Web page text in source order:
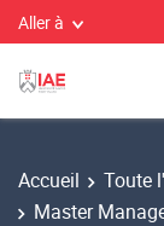
Aller à
Accueil Toute
Master